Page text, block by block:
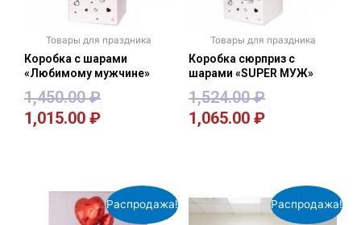
Товары для праздника
Коробка с шарами
«Любимому мужчине»
1,450.00₽
1,015.00 ₽
Товары для праздника
Коробка сюрприз с
шарами «SUPER МУЖ»
1,524.00₽
1,065.00 ₽
Распродажа! Распродажа!